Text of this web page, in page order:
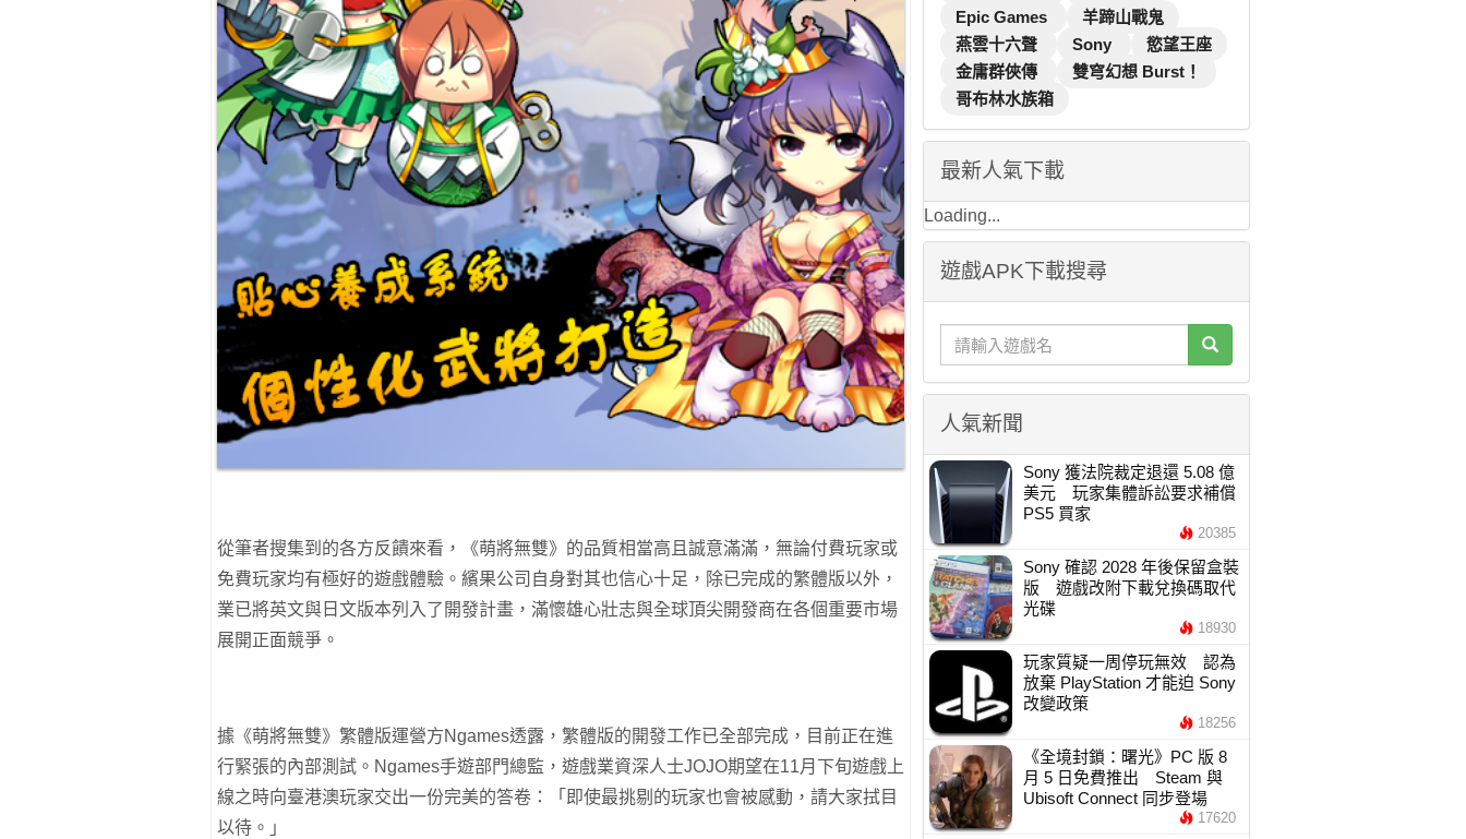
從筆者搜集到的各方反饋來看，《萌將無雙》的品質相當高且誠意滿滿，無論付費玩家或
免費玩家均有極好的遊戲體驗。繽果公司自身對其也信心十足，除已完成的繁體版以外，
業已將英文與日文版本列入了開發計畫，滿懷雄心壯志與全球頂尖開發商在各個重要市場
展開正面競爭。
據《萌將無雙》繁體版運營方Ngames透露，繁體版的開發工作已全部完成，目前正在進
行緊張的內部測試。Ngames手遊部門總監，遊戲業資深人士JOJO期望在11月下旬遊戲上
線之時向臺港澳玩家交出一份完美的答卷：「即使最挑剔的玩家也會被感動，請大家拭目
以待。」
Epic Games
羊蹄山戰鬼
燕雲十六聲
Sony
慾望王座
金庸群俠傳
雙穹幻想 Burst！
哥布林水族箱
最新人氣下載
Loading...
遊戲APK下載搜尋
人氣新聞
Sony 獲法院裁定退還 5.08 億
美元 玩家集體訴訟要求補償
PS5 買家
20385
Sony 確認 2028 年後保留盒裝
版 遊戲改附下載兌換碼取代
光碟
18930
玩家質疑一周停玩無效 認為
放棄 PlayStation 才能迫 Sony
改變政策
18256
《全境封鎖：曙光》PC 版 8
月 5 日免費推出 Steam 與
Ubisoft Connect 同步登場
17620